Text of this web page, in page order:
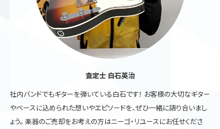
査定士 白石英治
社内バンドでもギターを弾いている白石です！ お客様の大切なギター
やベースに込められた想いやエピソードを、ぜひ一緒に語り合いまし
ょう。 楽器のご売却をお考えの方はニーゴ・リユースにお任せくださ